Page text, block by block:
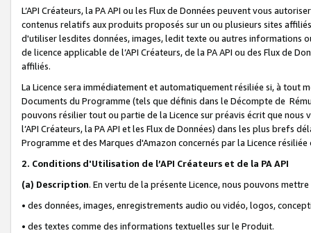
L’API Créateurs, la PA API ou les Flux de Données peuvent vous
contenus relatifs aux produits proposés sur un ou plusieurs sites
d'utiliser lesdites données, images, ledit texte ou autres informations
de licence applicable de l’API Créateurs, de la PA API ou des Flux de
affiliés.
La Licence sera immédiatement et automatiquement résiliée si, à
Documents du Programme (tels que définis dans le Décompte de
pouvons résilier tout ou partie de la Licence sur préavis écrit que
l’API Créateurs, la PA API et les Flux de Données) dans les plus
Programme et des Marques d'Amazon concernés par la Licence
2. Conditions d'Utilisation de l’API Créateurs et de la PA API
(a) Description. En vertu de la présente Licence, nous pouvons
• des données, images, enregistrements audio ou vidéo, logos,
• des textes comme des informations textuelles sur le Produit.